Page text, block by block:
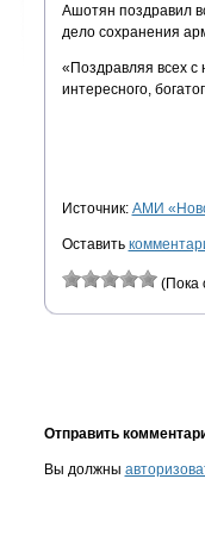
Ашотян поздравил
дело сохранения
«Поздравляя всех с
интересного,
Источник: АМИ
Оставить
(Пока
Отправить
Вы должны